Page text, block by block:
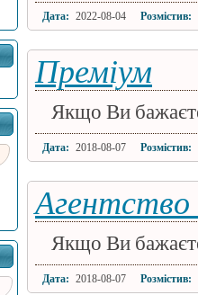
Дата: 2022-08-04 Розмістив:
Преміум
Якщо Ви
Дата: 2018-08-07 Розмістив:
Агентство
Якщо Ви
Дата: 2018-08-07 Розмістив: